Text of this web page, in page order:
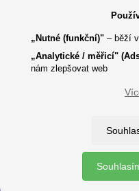
Online
K jakémukoliv užití textů a
Copyright ©
Ochrana
„Nutné (funkční)" – běží
„Analytické / měřicí"
nám zlepšovat web